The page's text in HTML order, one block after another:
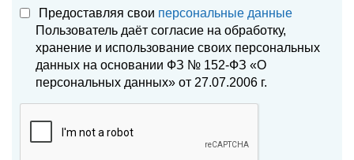
Предоставляя свои персональные данные
Пользователь даёт согласие на обработку,
хранение и использование своих персональных
данных на основании ФЗ № 152-ФЗ «О
персональных данных» от 27.07.2006 г.